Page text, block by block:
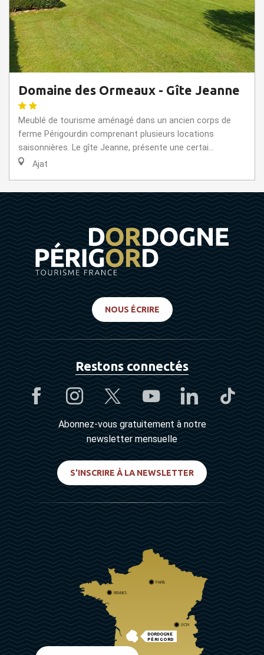
Domaine des Ormeaux - Gîte Jeanne
Meublé de tourisme aménagé dans un ancien corps de
ferme Périgourdin comprenant plusieurs locations
saisonnières. Le gîte Jeanne, présente une certai...
Ajat
NOUS ÉCRIRE
Restons connectés
Abonnez-vous gratuitement à notre
newsletter mensuelle
S'INSCRIRE À LA NEWSLETTER
DORDOGNE
PÉRIGORD
PARIS
RENNES
LYON